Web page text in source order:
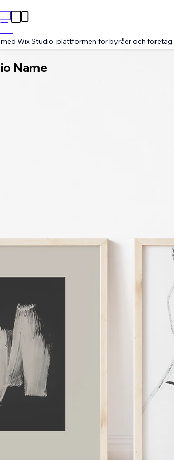
med Wix Studio, plattformen för byråer och företag.